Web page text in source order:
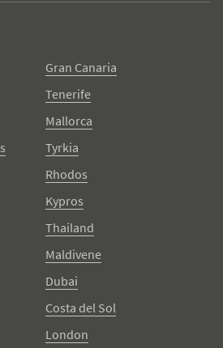
Gran Canaria
Tenerife
Mallorca
Tyrkia
Rhodos
Kypros
Thailand
Maldivene
Dubai
Costa del Sol
London